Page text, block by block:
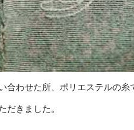
合わせた所、ポリエステルの糸
だきました。